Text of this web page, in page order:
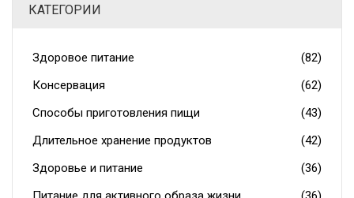
сомнения.
КАТЕГОРИИ
Здоровое питание
(82)
Консервация
(62)
Способы приготовления пищи
(43)
Длительное хранение продуктов
(42)
Здоровье и питание
(36)